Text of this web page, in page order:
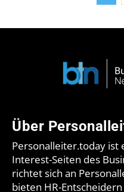
Über
Personalleiter.today ist
Interest-Seiten des
richtet sich an
bieten HR-